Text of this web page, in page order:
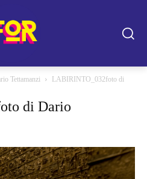
Tettamanzi
LABIRINTO_032foto di
di Dario